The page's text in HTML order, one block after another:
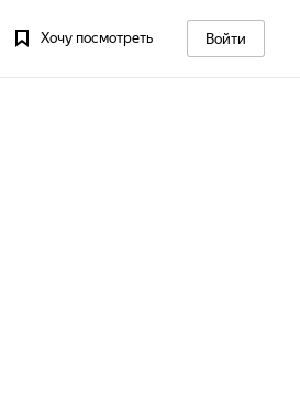
Хочу посмотреть Войти